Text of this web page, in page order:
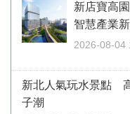
新店寶高
智慧產業
2026-08-04
新北人氣玩水景點
子潮